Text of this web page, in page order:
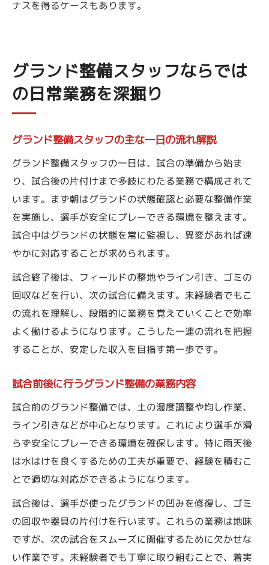
ナスを得るケースもあります。
グランド整備スタッフならでは
の日常業務を深掘り
グランド整備スタッフの主な一日の流れ解説
グランド整備スタッフの一日は、試合の準備から始ま
り、試合後の片付けまで多岐にわたる業務で構成されて
います。まず朝はグランドの状態確認と必要な整備作業
を実施し、選手が安全にプレーできる環境を整えます。
試合中はグランドの状態を常に監視し、異変があれば速
やかに対応することが求められます。
試合終了後は、フィールドの整地やライン引き、ゴミの
回収などを行い、次の試合に備えます。未経験者でもこ
の流れを理解し、段階的に業務を覚えていくことで効率
よく働けるようになります。こうした一連の流れを把握
することが、安定した収入を目指す第一歩です。
試合前後に行うグランド整備の業務内容
試合前のグランド整備では、土の湿度調整や均し作業、
ライン引きなどが中心となります。これにより選手が滑
らず安全にプレーできる環境を確保します。特に雨天後
は水はけを良くするための工夫が重要で、経験を積むこ
とで適切な対応ができるようになります。
試合後は、選手が使ったグランドの凹みを修復し、ゴミ
の回収や器具の片付けを行います。これらの業務は地味
ですが、次の試合をスムーズに開催するために欠かせな
い作業です。未経験者でも丁寧に取り組むことで、着実